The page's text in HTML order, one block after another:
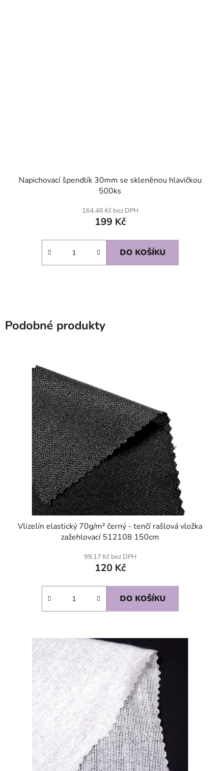
Napichovací špendlík 30mm se skleněnou hlavičkou
500ks
164,46 Kč bez DPH
199 Kč
DO KOŠÍKU
Podobné produkty
Vlizelín elastický 70g/m² černý - tenčí rašlová vložka
zažehlovací 512108 150cm
99,17 Kč bez DPH
120 Kč
DO KOŠÍKU